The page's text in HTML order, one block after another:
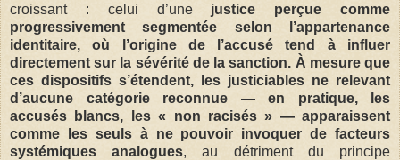
croissant : celui d’une justice perçue comme
progressivement segmentée selon l’appartenance
identitaire, où l’origine de l’accusé tend à influer
directement sur la sévérité de la sanction. À mesure que
ces dispositifs s’étendent, les justiciables ne relevant
d’aucune catégorie reconnue — en pratique, les
accusés blancs, les « non racisés » — apparaissent
comme les seuls à ne pouvoir invoquer de facteurs
systémiques analogues, au détriment du principe